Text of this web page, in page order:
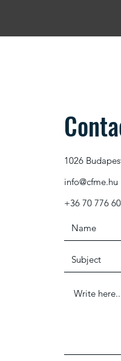
1026
info@cfme.hu
+36 70 776